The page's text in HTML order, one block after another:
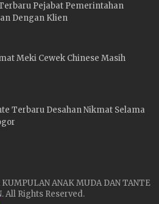
Pejabat Pemerintahan
Dengan Klien
Meki Cewek Chinese Masih
Terbaru Desahan Nikmat Selama
ANAK MUDA DAN TANTE
All Rights Reserved.